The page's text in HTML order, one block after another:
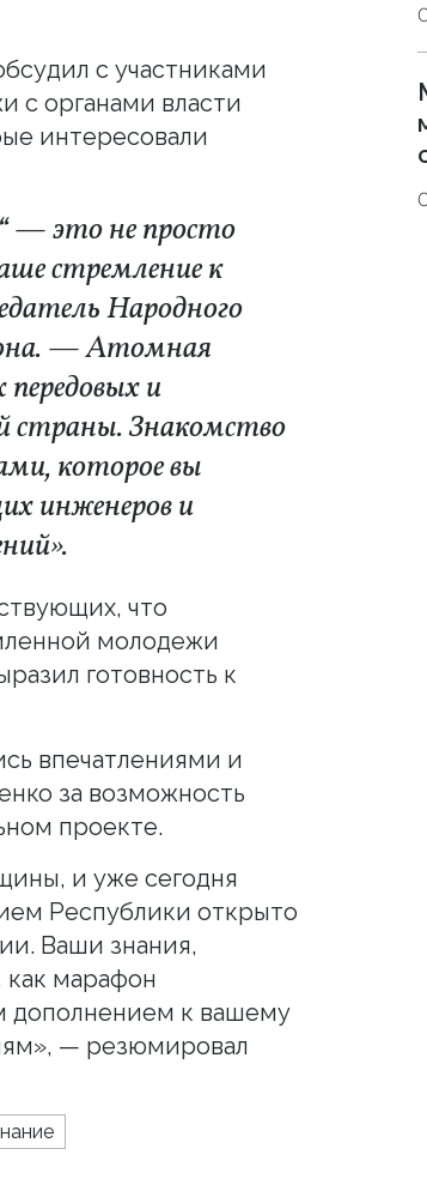
с участниками
с органами власти
интересовали
— это не просто
стремление к
Народного
— Атомная
и
страны. Знакомство
которое вы
инженеров и
что
молодежи
готовность к
впечатлениями и
за возможность
проекте.
и уже сегодня
Республики открыто
Ваши знания,
как марафон
дополнением к вашему
— резюмировал